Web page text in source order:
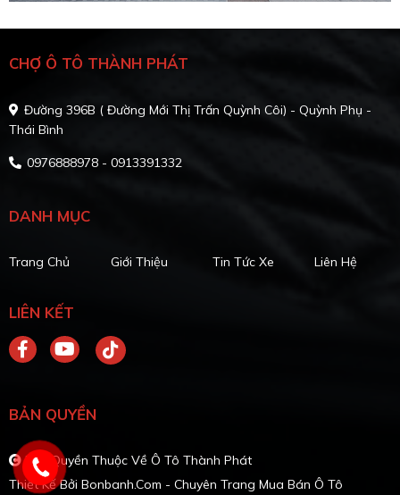
CHỢ Ô TÔ THÀNH PHÁT
Đường 396B ( Đường Mới Thị Trấn Quỳnh Côi) - Quỳnh Phụ -
Thái Bình
0976888978 - 0913391332
DANH MỤC
Trang Chủ Giới Thiệu Tin Tức Xe Liên Hệ
LIÊN KẾT
BẢN QUYỀN
Bản Quyền Thuộc Về Ô Tô Thành Phát
Thiết Kế Bởi Bonbanh.com - Chuyên Trang Mua Bán Ô Tô